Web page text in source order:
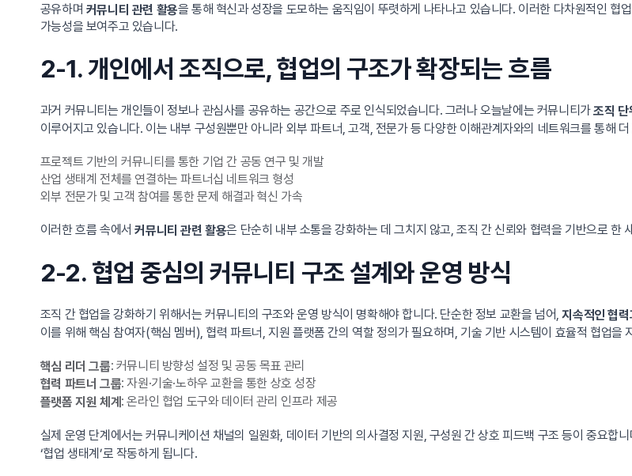
공유하며 커뮤니티 관련 활용을 통해 혁신과 성장을 도모하는 움직임이 뚜렷하게 나타나고 있습니다. 이러한 다차원적인 협
가능성을 보여주고 있습니다.
2-1. 개인에서 조직으로, 협업의 구조가 확장되는 흐름
과거 커뮤니티는 개인들이 정보나 관심사를 공유하는 공간으로 주로 인식되었습니다. 그러나 오늘날에는 커뮤니티가조직 단
이루어지고 있습니다. 이는 내부 구성원뿐만 아니라 외부 파트너, 고객, 전문가 등 다양한 이해관계자와의 네트워크를 통해
프로젝트 기반의 커뮤니티를 통한 기업 간 공동 연구 및 개발
산업 생태계 전체를 연결하는 파트너십 네트워크 형성
외부 전문가 및 고객 참여를 통한 문제 해결과 혁신 가속
이러한 흐름 속에서커뮤니티 관련 활용은 단순히 내부 소통을 강화하는 데 그치지 않고, 조직 간 신뢰와 협력을 기반으로 한
2-2. 협업 중심의 커뮤니티 구조 설계와 운영 방식
조직 간 협업을 강화하기 위해서는 커뮤니티의 구조와 운영 방식이 명확해야 합니다. 단순한 정보 교환을 넘어,지속적인 협
이를 위해 핵심 참여자(핵심 멤버), 협력 파트너, 지원 플랫폼 간의 역할 정의가 필요하며, 기술 기반 시스템이 효율적 협업을
핵심 리더 그룹: 커뮤니티 방향성 설정 및 공동 목표 관리
협력 파트너 그룹: 자원·기술·노하우 교환을 통한 상호 성장
플랫폼 지원 체계 : 온라인 협업 도구와 데이터 관리 인프라 제공
실제 운영 단계에서는 커뮤니케이션 채널의 일원화, 데이터 기반의 의사결정 지원, 구성원 간 상호 피드백 구조 등이 중요합
‘협업 생태계’로 작동하게 됩니다.